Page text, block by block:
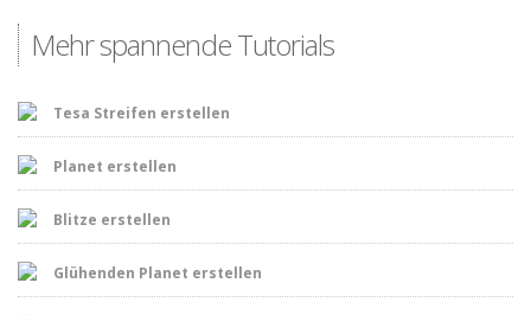
Mehr spannende Tutorials
Tesa Streifen erstellen
Planet erstellen
Blitze erstellen
Glühenden Planet erstellen